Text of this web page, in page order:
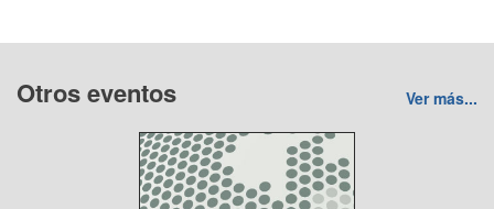
Otros eventos Ver más...